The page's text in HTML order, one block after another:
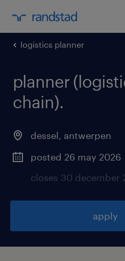
logistics planner
planner
chain).
dessel, antwerpen
posted 26 may 2026
closes 30 december
apply